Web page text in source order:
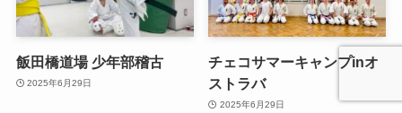
飯田橋道場 少年部稽古
2025年6月29日
チェコサマーキャンプinオ
ストラバ
2025年6月29日